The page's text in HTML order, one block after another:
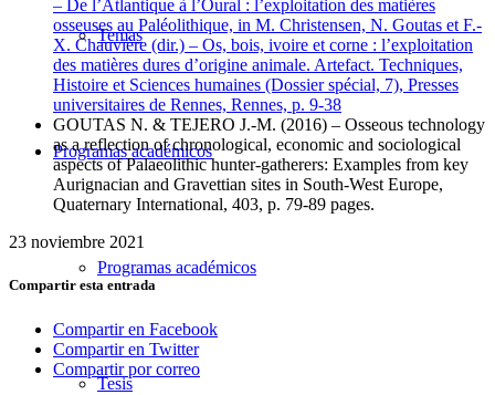
Temas
Programas académicos
Programas académicos
Tesis
– De l’Atlantique à l’Oural : l’exploitation des matières
osseuses au Paléolithique, in M. Christensen, N. Goutas et F.-
X. Chauvière (dir.) – Os, bois, ivoire et corne : l’exploitation
des matières dures d’origine animale. Artefact. Techniques,
Histoire et Sciences humaines (Dossier spécial, 7), Presses
universitaires de Rennes, Rennes, p. 9-38
GOUTAS N. & TEJERO J.-M. (2016) – Osseous technology
as a reflection of chronological, economic and sociological
aspects of Palaeolithic hunter-gatherers: Examples from key
Aurignacian and Gravettian sites in South-West Europe,
Quaternary International, 403, p. 79-89 pages.
23 noviembre 2021
Compartir esta entrada
Compartir en Facebook
Compartir en Twitter
Compartir por correo